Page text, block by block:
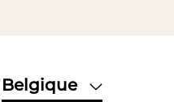
Belgique